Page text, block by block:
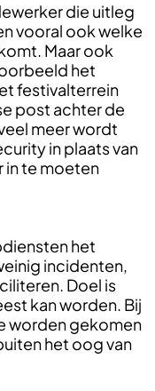
die uitleg
vooral ook welke
Maar ook
het
festivalterrein
post achter de
meer wordt
in plaats van
in te moeten
het
incidenten,
Doel is
kan worden. Bij
worden gekomen
het oog van